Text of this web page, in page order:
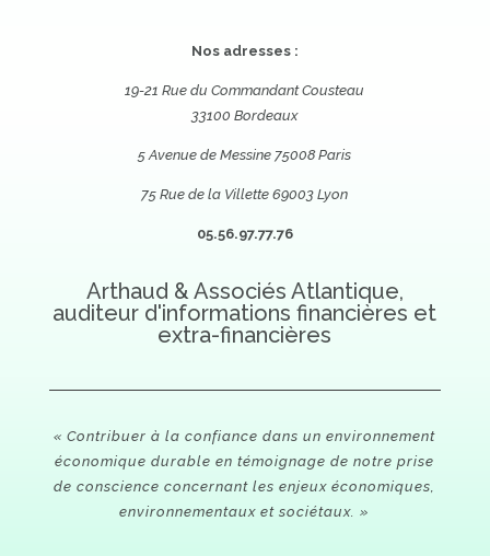
Nos adresses :
19-21 Rue du Commandant Cousteau
33100 Bordeaux
5 Avenue de Messine 75008 Paris
75 Rue de la Villette 69003 Lyon
05.56.97.77.76
Arthaud & Associés Atlantique,
auditeur d'informations financières et
extra-financières
« Contribuer à la confiance dans un environnement
économique durable en témoignage de notre prise
de conscience concernant les enjeux économiques,
environnementaux et sociétaux. »